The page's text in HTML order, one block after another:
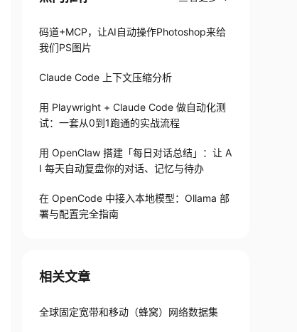
码道+MCP，让AI自动操作Photoshop来给
我们PS图片
Claude Code 上下文压缩分析
用 Playwright + Claude Code 做自动化测
试：一套从0到1跑通的实战流程
用 OpenClaw 搭建「每日对话总结」：让 A
I 每天自动复盘你的对话、记忆与待办
在 OpenCode 中接入本地模型：Ollama 部
署与配置完全指南
相关文章
全球固定宽带和移动（蜂窝）网络数据集